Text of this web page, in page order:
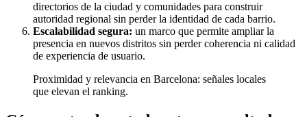
directorios de la ciudad y comunidades para construir
autoridad regional sin perder la identidad de cada barrio.
Escalabilidad segura: un marco que permite ampliar la
presencia en nuevos distritos sin perder coherencia ni calidad
de experiencia de usuario.
Proximidad y relevancia en Barcelona: señales locales
que elevan el ranking.